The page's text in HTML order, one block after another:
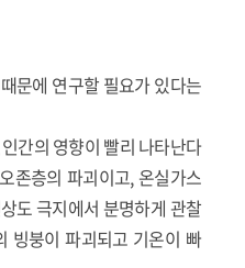
문에 연구할 필요가 있다는
간의 영향이 빨리 나타난다
존층의 파괴이고, 온실가스
도 극지에서 분명하게 관찰
빙붕이 파괴되고 기온이 빠